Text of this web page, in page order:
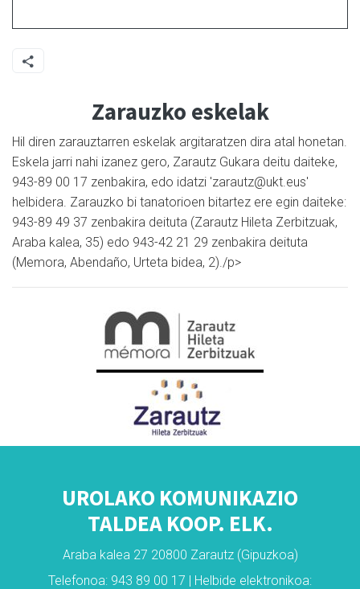
Zarauzko eskelak
Hil diren zarauztarren eskelak argitaratzen dira atal honetan.
Eskela jarri nahi izanez gero, Zarautz Gukara deitu daiteke,
943-89 00 17 zenbakira, edo idatzi 'zarautz@ukt.eus'
helbidera. Zarauzko bi tanatorioen bitartez ere egin daiteke:
943-89 49 37 zenbakira deituta (Zarautz Hileta Zerbitzuak,
Araba kalea, 35) edo 943-42 21 29 zenbakira deituta
(Memora, Abendaño, Urteta bidea, 2)./p>
UROLAKO KOMUNIKAZIO
TALDEA KOOP. ELK.
Araba kalea 27 20800 Zarautz (Gipuzkoa)
Telefonoa: 943 89 00 17 | Helbide elektronikoa: